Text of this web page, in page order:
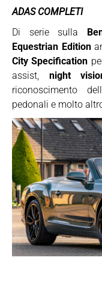
ADAS COMPLETI
Di serie sulla
Equestrian Edition
City Specification
assist, night
riconoscimento
pedonali e molto